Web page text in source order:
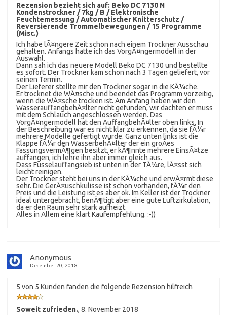
Rezension bezieht sich auf: Beko DC 7130 N
Kondenstrockner / 7kg / B / Elektronische
Feuchtemessung / Automatischer Knitterschutz /
Reversierende Trommelbewegungen / 15 Programme
(Misc.)
Ich habe lÃ¤ngere Zeit schon nach einem Trockner Ausschau
gehalten. Anfangs hatte ich das VorgÃ¤ngermodell in der
Auswahl.
Dann sah ich das neuere Modell Beko DC 7130 und bestellte
es sofort. Der Trockner kam schon nach 3 Tagen geliefert, vor
seinen Termin.
Der Lieferer stellte mir den Trockner sogar in die KÃ¼che.
Er trocknet die WÃ¤sche und beendet das Programm vorzeitig,
wenn die WÃ¤sche trocken ist. Am Anfang haben wir den
WasserauffangbehÃ¤lter nicht gefunden, wir dachten er muss
mit dem Schlauch angeschlossen werden. Das
VorgÃ¤ngermodell hat den AuffangbehÃ¤lter oben links. In
der Beschreibung war es nicht klar zu erkennen, da sie fÃ¼r
mehrere Modelle gefertigt wurde. Ganz unten links ist die
Klappe fÃ¼r den WasserbehÃ¤lter der ein groÃes
FassungsvermÃ¶gen besitzt, er kÃ¶nnte mehrere EinsÃ¤tze
auffangen, ich lehre ihn aber immer gleich aus.
Dass Fusselauffangsieb ist unten in der TÃ¼re, lÃ¤sst sich
leicht reinigen.
Der Trockner steht bei uns in der KÃ¼che und erwÃ¤rmt diese
sehr. Die GerÃ¤uschkulisse ist schon vorhanden, fÃ¼r den
Preis und die Leistung ist es aber ok. Im Keller ist der Trockner
ideal untergebracht, benÃ¶tigt aber eine gute Luftzirkulation,
da er den Raum sehr stark aufheizt.
Alles in Allem eine klart Kaufempfehlung. :-))
Anonymous
December 20, 2018
5 von 5 Kunden fanden die folgende Rezension hilfreich
Soweit zufrieden., 8. November 2018